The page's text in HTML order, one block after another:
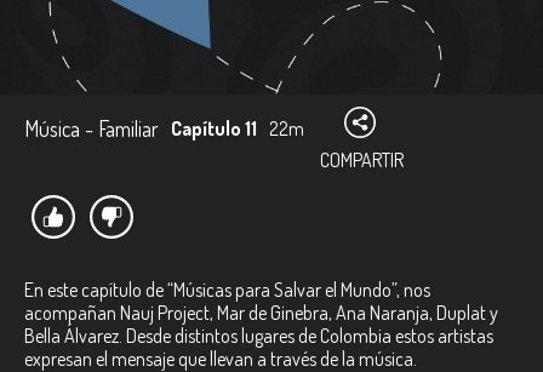
Música - Familiar Capítulo 11 22m
COMPARTIR
En este capítulo de “Músicas para Salvar el Mundo”, nos
acompañan Nauj Project, Mar de Ginebra, Ana Naranja, Duplat y
Bella Álvarez. Desde distintos lugares de Colombia estos artistas
expresan el mensaje que llevan a través de la música.